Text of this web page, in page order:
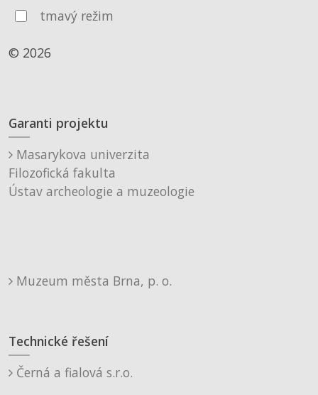
tmavý režim
© 2026
Garanti projektu
Masarykova univerzita
Filozofická fakulta
Ústav archeologie a muzeologie
Muzeum města Brna, p. o.
Technické řešení
Černá a fialová s.r.o.